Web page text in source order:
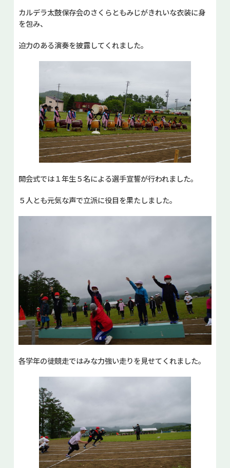
カルデラ太鼓保存会のさくらともみじがきれいな衣装に身
を包み、
迫力のある演奏を披露してくれました。
開会式では１年生５名による選手宣誓が行われました。
５人とも元気な声で立派に役目を果たしました。
各学年の徒競走ではみな力強い走りを見せてくれました。